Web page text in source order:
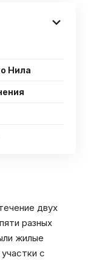
Нила
двух
разных
жилые
с